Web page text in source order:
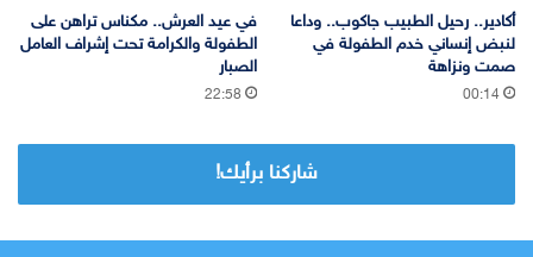
أكادير.. رحيل الطبيب جاكوب.. وداعا
لنبض إنساني خدم الطفولة في
صمت ونزاهة
00:14
في عيد العرش.. مكناس تراهن على
الطفولة والكرامة تحت إشراف العامل
الصبار
22:58
شاركنا برأيك!